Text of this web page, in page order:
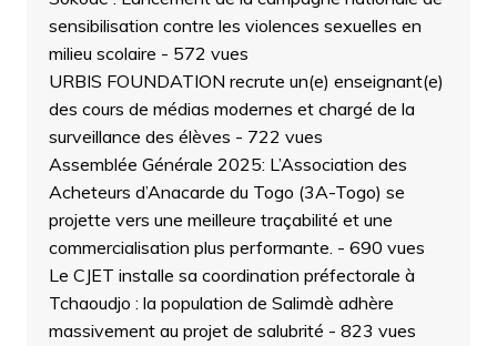
sensibilisation contre les violences sexuelles en
milieu scolaire - 572 vues
URBIS FOUNDATION recrute un(e) enseignant(e)
des cours de médias modernes et chargé de la
surveillance des élèves - 722 vues
Assemblée Générale 2025: L’Association des
Acheteurs d’Anacarde du Togo (3A-Togo) se
projette vers une meilleure traçabilité et une
commercialisation plus performante. - 690 vues
Le CJET installe sa coordination préfectorale à
Tchaoudjo : la population de Salimdè adhère
massivement au projet de salubrité - 823 vues